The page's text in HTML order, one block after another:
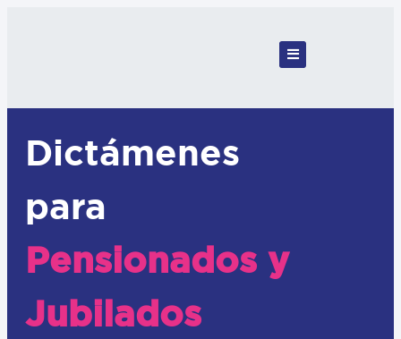
Dictámenes
para
Pensionados y
Jubilados